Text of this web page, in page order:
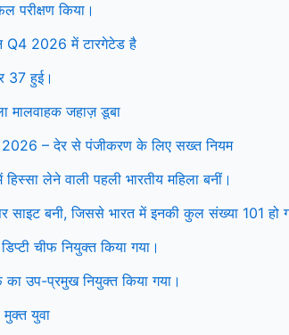
परीक्षण किया।
Q4 2026 में टारगेटेड है
37 हुई।
मालवाहक जहाज़ डूबा
– देर से पंजीकरण के लिए सख्त नियम
लेने वाली पहली भारतीय महिला बनीं।
साइट बनी, जिससे भारत में इनकी कुल संख्या 101 हो
चीफ नियुक्त किया गया।
का उप-प्रमुख नियुक्त किया गया।
युवा